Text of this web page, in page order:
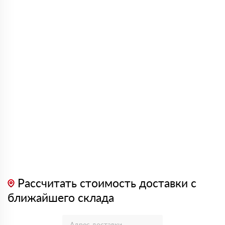
Рассчитать стоимость доставки с
ближайшего склада